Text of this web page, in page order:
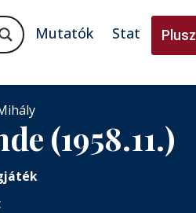
Mutatók Stat Plusz
(1958.11.)